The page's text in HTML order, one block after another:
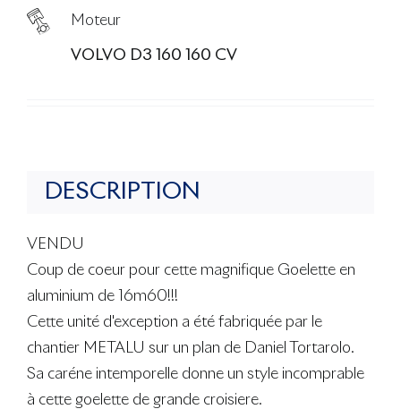
Moteur
VOLVO D3 160 160 CV
DESCRIPTION
VENDU
Coup de coeur pour cette magnifique Goelette en
aluminium de 16m60!!!
Cette unité d'exception a été fabriquée par le
chantier METALU sur un plan de Daniel Tortarolo.
Sa caréne intemporelle donne un style incomprable
à cette goelette de grande croisiere.